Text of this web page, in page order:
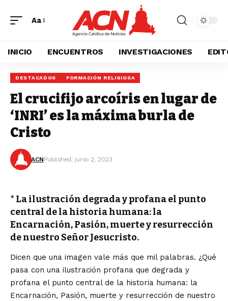
Aa
INICIO ENCUENTROS INVESTIGACIONES
DESTACADOS FORMACIÓN RELIGIOSA
El crucifijo arcoíris en lugar de
‘INRI’ es la máxima burla de
Cristo
ACNPublished: junio 2, 2023
* La ilustración degrada y profana el punto
central de la historia humana: la
Encarnación, Pasión, muerte y resurrección
de nuestro Señor Jesucristo.
Dicen que una imagen vale más que mil palabras. ¿Qué
pasa con una ilustración profana que degrada y
profana el punto central de la historia humana: la
Encarnación, Pasión, muerte y resurrección de nuestro